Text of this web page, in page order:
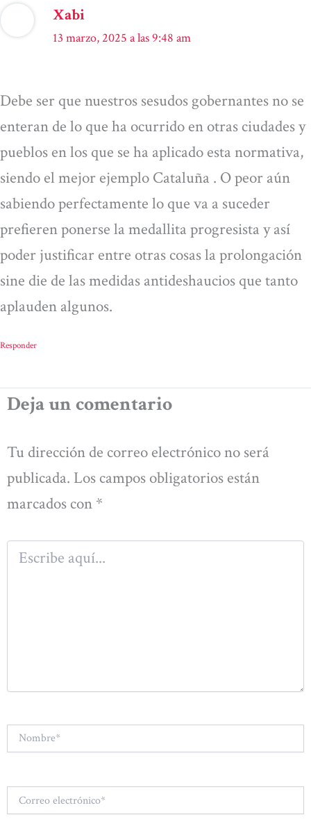
Xabi
13 marzo, 2025 a las 9:48 am
Debe ser que nuestros sesudos gobernantes no se
enteran de lo que ha ocurrido en otras ciudades y
pueblos en los que se ha aplicado esta normativa,
siendo el mejor ejemplo Cataluña . O peor aún
sabiendo perfectamente lo que va a suceder
prefieren ponerse la medallita progresista y así
poder justificar entre otras cosas la prolongación
sine die de las medidas antideshaucios que tanto
aplauden algunos.
Responder
Deja un comentario
Tu dirección de correo electrónico no será
publicada. Los campos obligatorios están
marcados con *
aquí...
electrónico*